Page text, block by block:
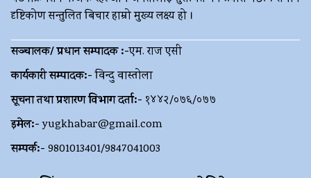
दृष्टिकोण सन्तुलित बिचार हाम्रो मुख्य लक्ष्य हो ।
सञ्चालक/ प्रधान सम्पादक :-एम. राज एसी
कार्यकारी सम्पादक:-विन्दु वास्तोला
सूचना तथा प्रशारण विभाग दर्ता:- १४४२/०७६/०७७
इमेल:- yugkhabar@gmail.com
सम्पर्क:- 9801013401/9847041003